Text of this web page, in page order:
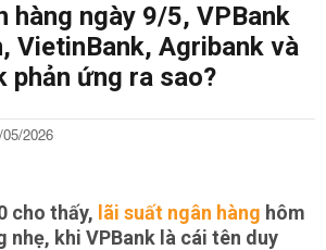
hàng ngày 9/5, VPBank
VietinBank, Agribank và
phản ứng ra sao?
2026
cho thấy, lãi suất ngân hàng hôm
nhẹ, khi VPBank là cái tên duy